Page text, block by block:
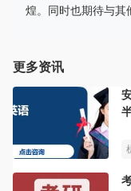
煌。同时也期待与其
更多资讯